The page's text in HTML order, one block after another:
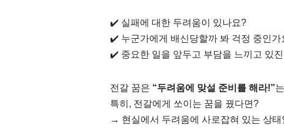
✔️ 실패에 대한 두려움이 있나요?
✔️ 누군가에게 배신당할까 봐 걱정 중인가
✔️ 중요한 일을 앞두고 부담을 느끼고 있
전갈 꿈은 “두려움에 맞설 준비를 해라!”
특히, 전갈에게 쏘이는 꿈을 꿨다면?
→ 현실에서 두려움에 사로잡혀 있는 상태